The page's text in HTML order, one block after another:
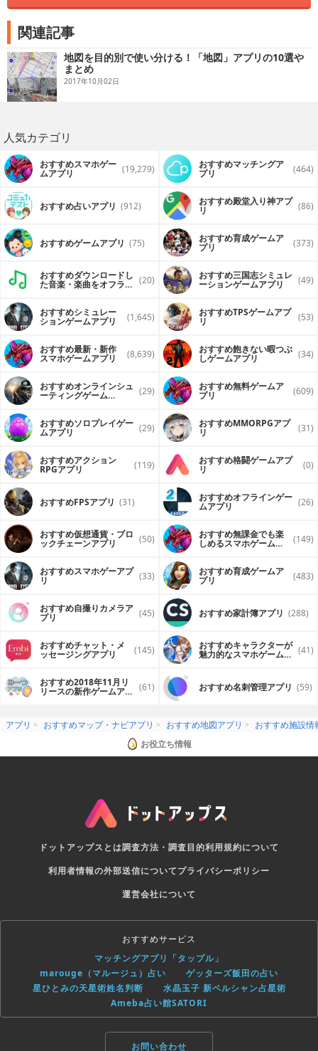
関連記事
地図を目的別で使い分ける！「地図」アプリの10選や
まとめ
2017年10月02日
人気カテゴリ
おすすめスマホゲー
ムアプリ (19,279) おすすめマッチングア
プリ (464)
おすすめ占いアプリ (912) おすすめ殿堂入り神アプ
リ (86)
おすすめゲームアプリ (75) おすすめ育成ゲームア
プリ (373)
おすすめダウンロードし
た音楽・楽曲をオフライ (20) おすすめ三国志シミュレ
ーションゲームアプリ (49)
おすすめシミュレー
ションゲームアプリ (1,645) おすすめTPSゲームアプ
リ (53)
おすすめ最新・新作
スマホゲームアプリ (8,639) おすすめ飽きない暇つぶ
しゲームアプリ (34)
おすすめオンラインシュ
ーティングゲーム (29) おすすめ無料ゲームア
プリ (609)
おすすめソロプレイゲー
ムアプリ (29) おすすめ MMORPGアプ
リ (31)
おすすめアクション
RPGアプリ (119) おすすめ格闘ゲームアプ
リ (0)
おすすめFPSアプリ (31) おすすめオフラインゲー
ムアプリ (26)
おすすめ仮想通貨・ブロ
ックチェーンアプリ (50) おすすめ無課金でも楽
しめるスマホゲームア (149)
おすすめスマホゲーアプ
リ (33) おすすめ育成ゲームア
プリ (483)
おすすめ自撮りカメラア
プリ (45) おすすめ家計簿アプリ (288)
おすすめチャット・メ
ッセージングアプリ (145) おすすめキャラクターが
魅力的なスマホゲームア (41)
おすすめ2018年11月リ
リースの新作ゲームアプ (61) おすすめ名刺管理アプリ (59)
アプリ おすすめマップ・ナビアプリ おすすめ地図アプリ
おすすめ施設情
お役立ち情報
ドットアップスとは調査方法・調査目的利用規約について
利用者情報の外部送信についてプライバシーポリシー
運営会社について
おすすめサービス
マッチングアプリ「タップル」
marouge（マルージュ）占い
ゲッターズ飯田の占い
星ひとみの天星術姓名判断
水晶玉子 新ペルシャン占星術
Ameba占い館SATORI
お問い合わせ